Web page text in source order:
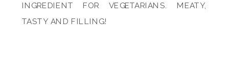
INGREDIENT FOR VEGETARIANS. MEATY,
TASTY AND FILLING!